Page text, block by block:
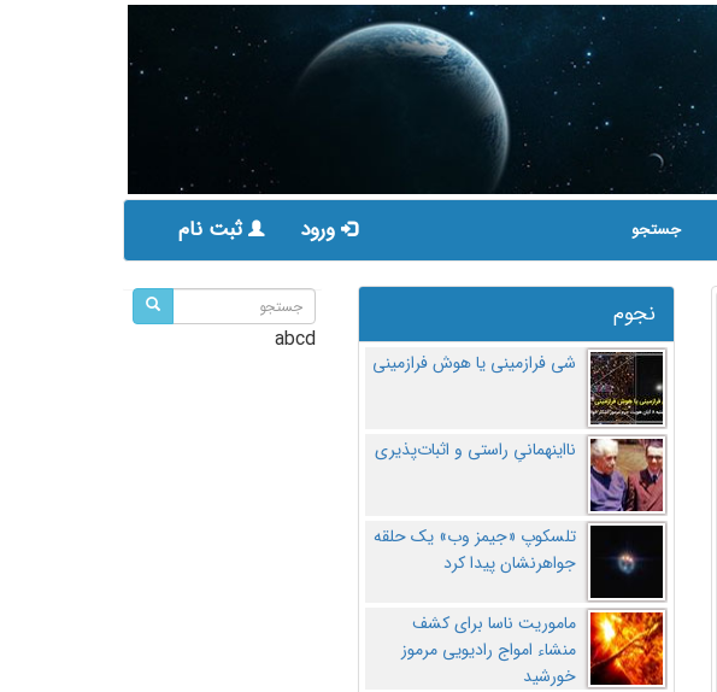
جستجو ورود ثبت نام
نجوم
شی فرازمینی یا هوش فرازمینی
نااینهمانیِ راستی و اثبات‌پذیری
تلسکوپ «جیمز وب» یک حلقه
جواهرنشان پیدا کرد
ماموریت ناسا برای کشف
منشاء امواج رادیویی مرموز
خورشید
abcd